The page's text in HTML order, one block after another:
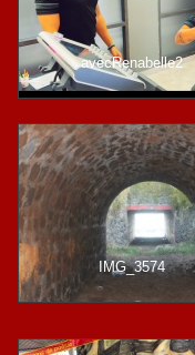
avecRenabelle2
IMG_3574